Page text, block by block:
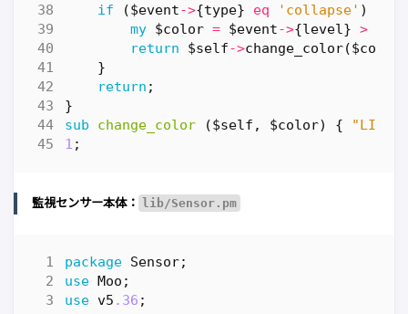
if
($event->{type} eq 'collapse' )
my $color = $event->{level} >
return
$self->change_color($color
}
return ;
}
sub
change_color ($self, $color) {
1 ;
監視センサー本体： lib/Sensor.pm
package Sensor;
use Moo ;
use v5 .36 ;